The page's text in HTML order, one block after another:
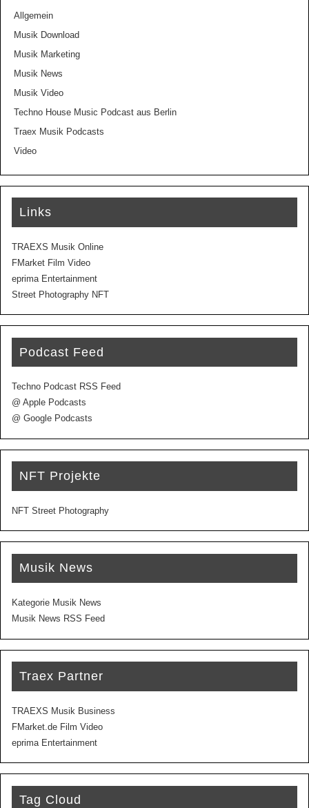
Allgemein
Musik Download
Musik Marketing
Musik News
Musik Video
Techno House Music Podcast aus Berlin
Traex Musik Podcasts
Video
Links
TRAEXS Musik Online
FMarket Film Video
eprima Entertainment
Street Photography NFT
Podcast Feed
Techno Podcast RSS Feed
@ Apple Podcasts
@ Google Podcasts
NFT Projekte
NFT Street Photography
Musik News
Kategorie Musik News
Musik News RSS Feed
Traex Partner
TRAEXS Musik Business
FMarket.de Film Video
eprima Entertainment
Tag Cloud